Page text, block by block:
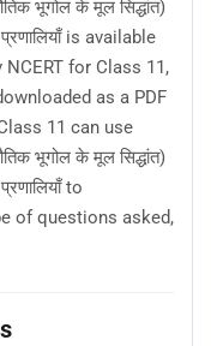
भूगोल के मूल सिद्धांत)
is available
for Class 11,
as a PDF
11 can use
भूगोल के मूल सिद्धांत)
to
of questions asked,